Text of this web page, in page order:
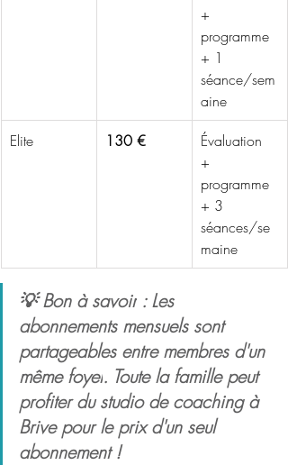
+
programme
+ 1
séance/sem
aine
Elite
130 €
Évaluation
+
programme
+ 3
séances/se
maine
💡 Bon à savoir : Les
abonnements mensuels sont
partageables entre membres d'un
même foyer. Toute la famille peut
profiter du studio de coaching à
Brive pour le prix d'un seul
abonnement !